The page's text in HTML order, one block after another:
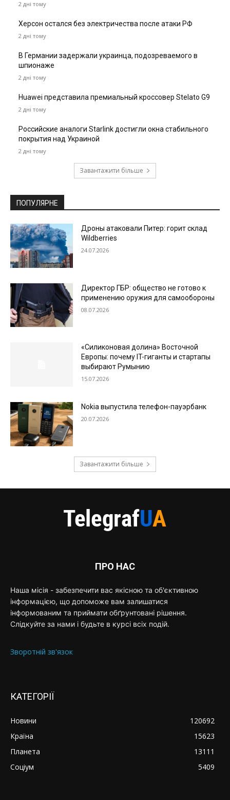
2 дні тому
Херсон остался без электричества после атаки РФ
2 дні тому
В Германии задержали украинца, подозреваемого в
шпионаже
2 дні тому
Huawei представила премиальный кроссовер Stelato G9
2 дні тому
Российские аналоги Starlink достигли окна стабильного
покрытия над Украиной
2 дні тому
Завантажити більше
ПОПУЛЯРНЕ
Дроны атаковали Питер: горит склад
Wildberries
24.07.2026
Директор ГБР: общество не готово к
применению оружия для самообороны
08.07.2026
«Силиконовая долина» Восточной
Европы: почему IT-гиганты и стартапы
выбирают Румынию
15.07.2026
Nokia выпустила телефон-пауэрбанк
20.07.2026
Завантажити більше
ПРО НАС
Наша місія - забезпечити вас якісною та об'єктивною
інформацією, що допоможе вам залишатися
інформованим та приймати обґрунтовані рішення.
Слідкуйте за нами і будьте в курсі всіх подій.
Зворотній зв'язок
КАТЕГОРІЇ
Новини
120692
Країна
15623
Планета
13111
Соціум
5409